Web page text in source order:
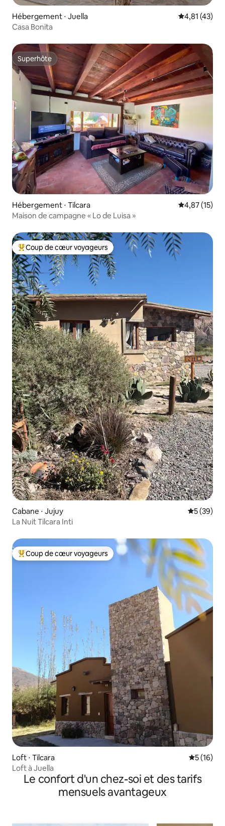
Hébergement ⋅ Juella Évaluation
4,81 (43)
Casa Bonita
Superhôte
Superhôte
Hébergement ⋅ Tilcara Évaluation
4,87 (15)
Maison de campagne « Lo de Luisa »
Coups de cœur voyageurs les plus appréciés
Coup de cœur voyageurs
Cabane ⋅ Jujuy
5 (39)
La Nuit Tilcara Inti
Coups de cœur voyageurs les plus appréciés
Coup de cœur voyageurs
Loft ⋅ Tilcara
5 (16)
Loft à Juella
Le confort d'un chez-soi et des tarifs
mensuels avantageux